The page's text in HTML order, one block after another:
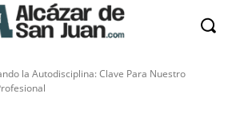
la Autodisciplina: Clave Para Nuestro